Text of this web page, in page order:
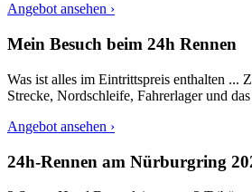
Angebot ansehen ›
Mein Besuch beim 24h Rennen
Was ist alles im Eintrittspreis enthalten ...
Strecke, Nordschleife, Fahrerlager und
Angebot ansehen ›
24h-Rennen am Nürburgring